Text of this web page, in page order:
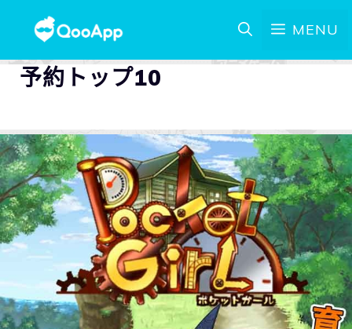
MENU
予約トップ10